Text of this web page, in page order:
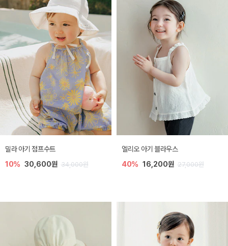
밀라 아기 점프수트
10% 30,600원 34,000원
엘리오 아기 블라우스
40% 16,200원 27,000원